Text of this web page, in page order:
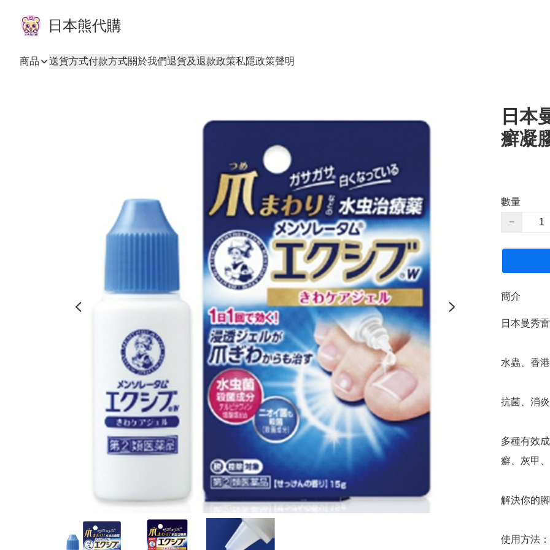
日本熊代購
商品 送貨方式付款方式關於我們退貨及退款政策私隱政策聲明
日本
癬凝
數量
−
簡介
日本曼秀
水蟲、香
抗菌、消
多種有效
癬、灰甲
解決你的
使用方法：